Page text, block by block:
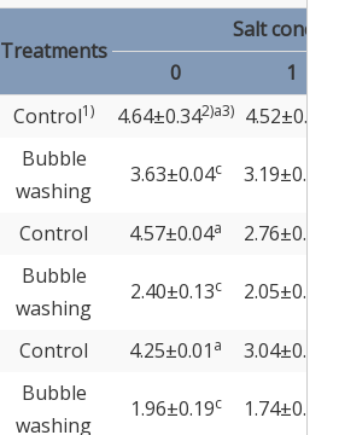
Treatments
Salt
0
1
Control1) 4.64±0.342)a3) 4.52±0.25
Bubble
washing
3.63±0.04c 3.19±0.16
Control 4.57±0.04a 2.76±0.16
Bubble
washing
2.40±0.13c 2.05±0.28
Control 4.25±0.01 a 3.04±0.36
Bubble
washing
1.96±0.19c 1.74±0.21